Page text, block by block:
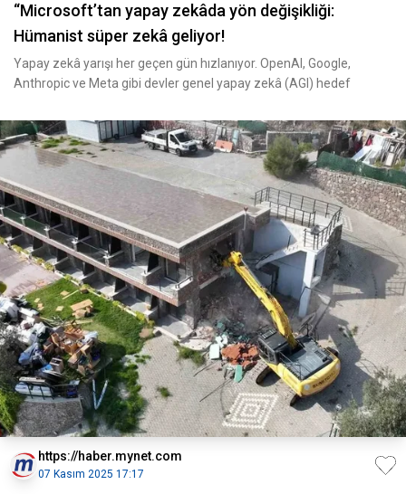
“Microsoft’tan yapay zekâda yön değişikliği:
Hümanist süper zekâ geliyor!
Yapay zekâ yarışı her geçen gün hızlanıyor. OpenAI, Google,
Anthropic ve Meta gibi devler genel yapay zekâ (AGI) hedef
https://haber.mynet.com
07 Kasım 2025 17:17